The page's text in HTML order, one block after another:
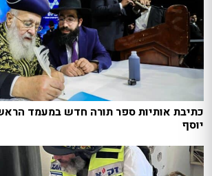
כתיבת אותיות ספר תורה חדש במעמד
יוסף